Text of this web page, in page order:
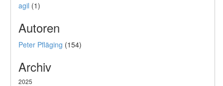
agil (1)
Autoren
Peter Pfläging (154)
Archiv
2025